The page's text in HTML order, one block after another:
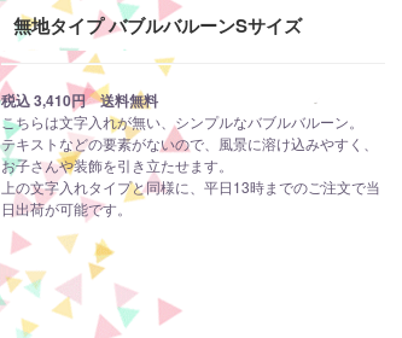
無地タイプ バブルバルーンSサイズ
税込 3,410円 送料無料
こちらは文字入れが無い、シンプルなバブルバルーン。
テキストなどの要素がないので、風景に溶け込みやすく、
お子さんや装飾を引き立たせます。
上の文字入れタイプと同様に、平日13時までのご注文で当
日出荷が可能です。